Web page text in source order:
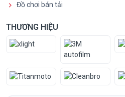
Đồ chơi bán tải
THƯƠNG HIỆU